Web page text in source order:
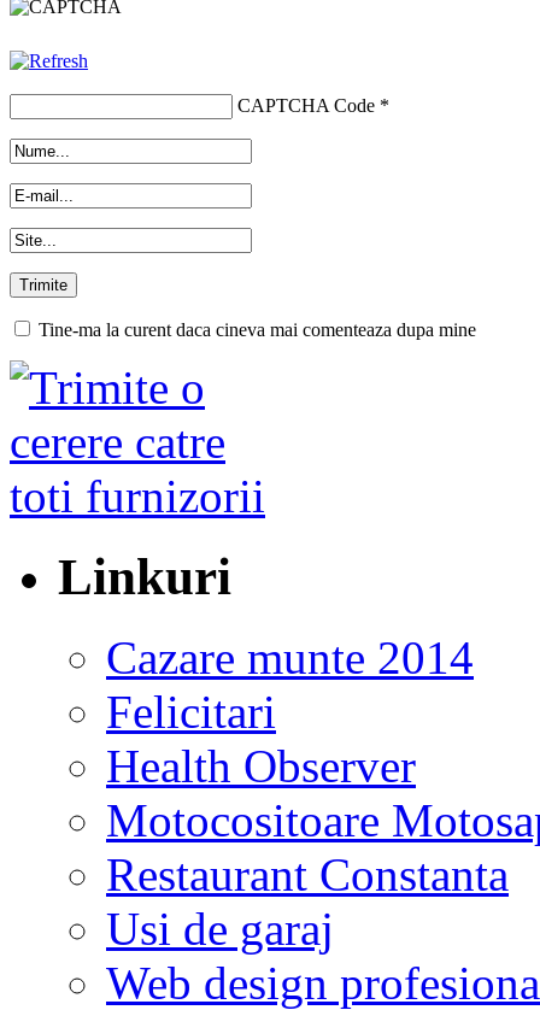
CAPTCHA Code *
Tine-ma la curent daca cineva mai comenteaza dupa mine
Linkuri
Cazare munte 2014
Felicitari
Health Observer
Motocositoare
Restaurant Constanta
Usi de garaj
Web design